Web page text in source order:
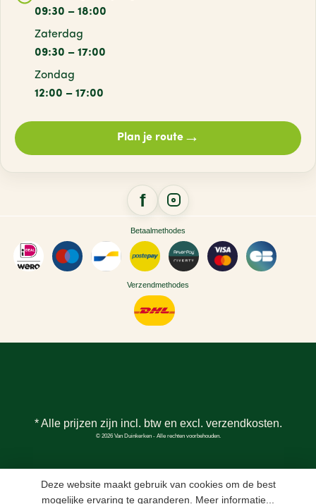
09:30 – 18:00
Zaterdag
09:30 – 17:00
Zondag
12:00 – 17:00
Plan je route→
Betaalmethodes
Verzendmethodes
* Alle prijzen zijn incl. btw en excl. verzendkosten.
© 2026 Van Duinkerken - Alle rechten voorbehouden.
Deze website maakt gebruik van cookies om de best
mogelijke ervaring te garanderen. Meer informatie...